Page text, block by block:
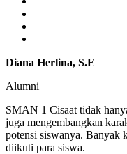
Diana Herlina, S.E
Alumni
SMAN 1 Cisaat tidak
juga mengembangkan
potensi siswanya. Banyak
diikuti para siswa.